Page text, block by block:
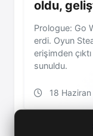
oldu,
Prologue: Go
erdi. Oyun
erişimden
sunuldu.
18